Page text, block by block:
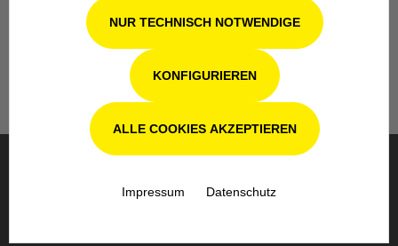
Unsere Fachwerkstatt für Garten-, Forst-
und Landtechnik- Geräte in Odenthal bei
Köln steht Ihnen auch nach dem Kauf mit
Rat und Tat zur Seite.
BESTELLUNG & VERSAND
NUR TECHNISCH NOTWENDIGE
KONFIGURIEREN
ALLE COOKIES AKZEPTIEREN
Impressum Datenschutz